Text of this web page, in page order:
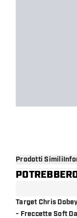
Prodotti Simili
Target Chris
- Freccette Soft